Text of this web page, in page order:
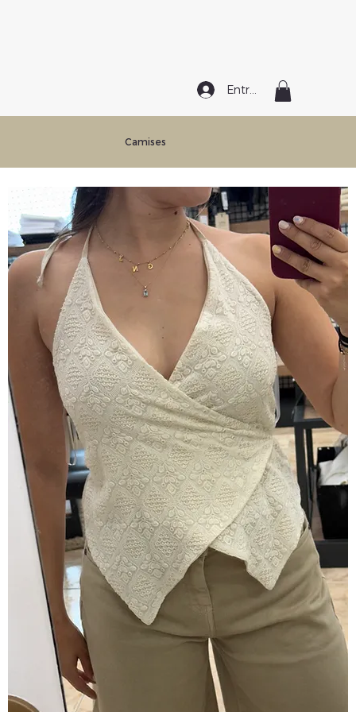
Entrar
Camises